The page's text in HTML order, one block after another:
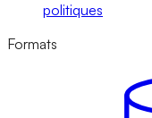
politiques
Formats